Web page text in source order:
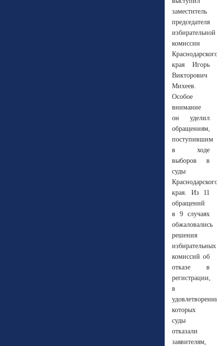
заместитель
председателя
избирательной
комиссии
края Игорь
Викторович
Михеев.
Особое
внимание
он уделил
обращениям,
поступившим
в ходе
выборов в
суды
края. Из 11
обращений
в 9 случаях
обжаловались
решения
избирательных
комиссий об
отказе в
регистрации,
в
которых
суды
отказали
заявителям,